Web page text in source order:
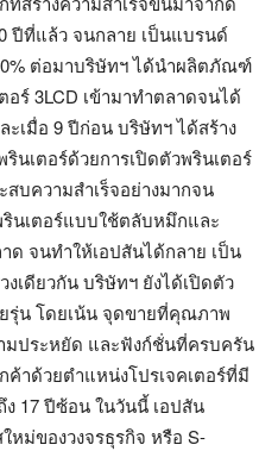
ปีที่แล้ว จนกลาย เป็นแบรนด์
ต่อมาบริษัทฯ ได้นำผลิตภัณฑ์
อร์ 3LCD เข้ามาทำตลาดจนได้
เมื่อ 9 ปีก่อน บริษัทฯ ได้สร้าง
นเตอร์ด้วยการเปิดตัวพรินเตอร์
บความสำเร็จอย่างมากจน
นเตอร์แบบใช้ตลับหมึกและ
ด จนทำให้เอปสันได้กลาย เป็น
เดียวกัน บริษัทฯ ยังได้เปิดตัว
ยรุ่น โดยเน้น จุดขายที่คุณภาพ
ประหยัด และฟังก์ชั่นที่ครบครัน
าด้วยตำแหน่งโปรเจคเตอร์ที่มี
17 ปีซ้อน ในวันนี้ เอปสัน
หม่ของวงจรธุรกิจ หรือ S-